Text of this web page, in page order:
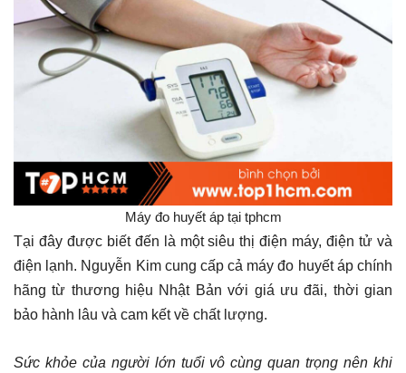
Máy đo huyết áp tại tphcm
Tại đây được biết đến là một siêu thị điện máy, điện tử và
điện lạnh. Nguyễn Kim cung cấp cả máy đo huyết áp chính
hãng từ thương hiệu Nhật Bản với giá ưu đãi, thời gian
bảo hành lâu và cam kết về chất lượng.
Sức khỏe của người lớn tuổi vô cùng quan trọng nên khi